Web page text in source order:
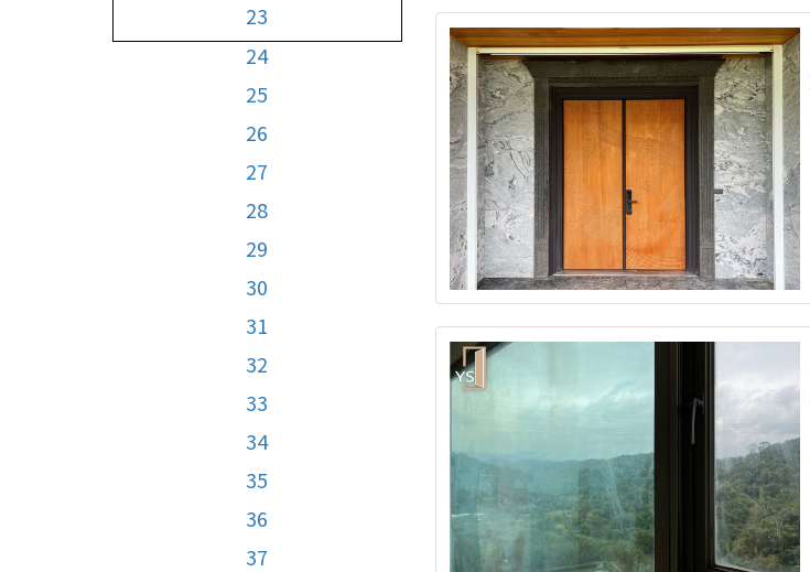
23
24
25
26
27
28
29
30
31
32
33
34
35
36
37